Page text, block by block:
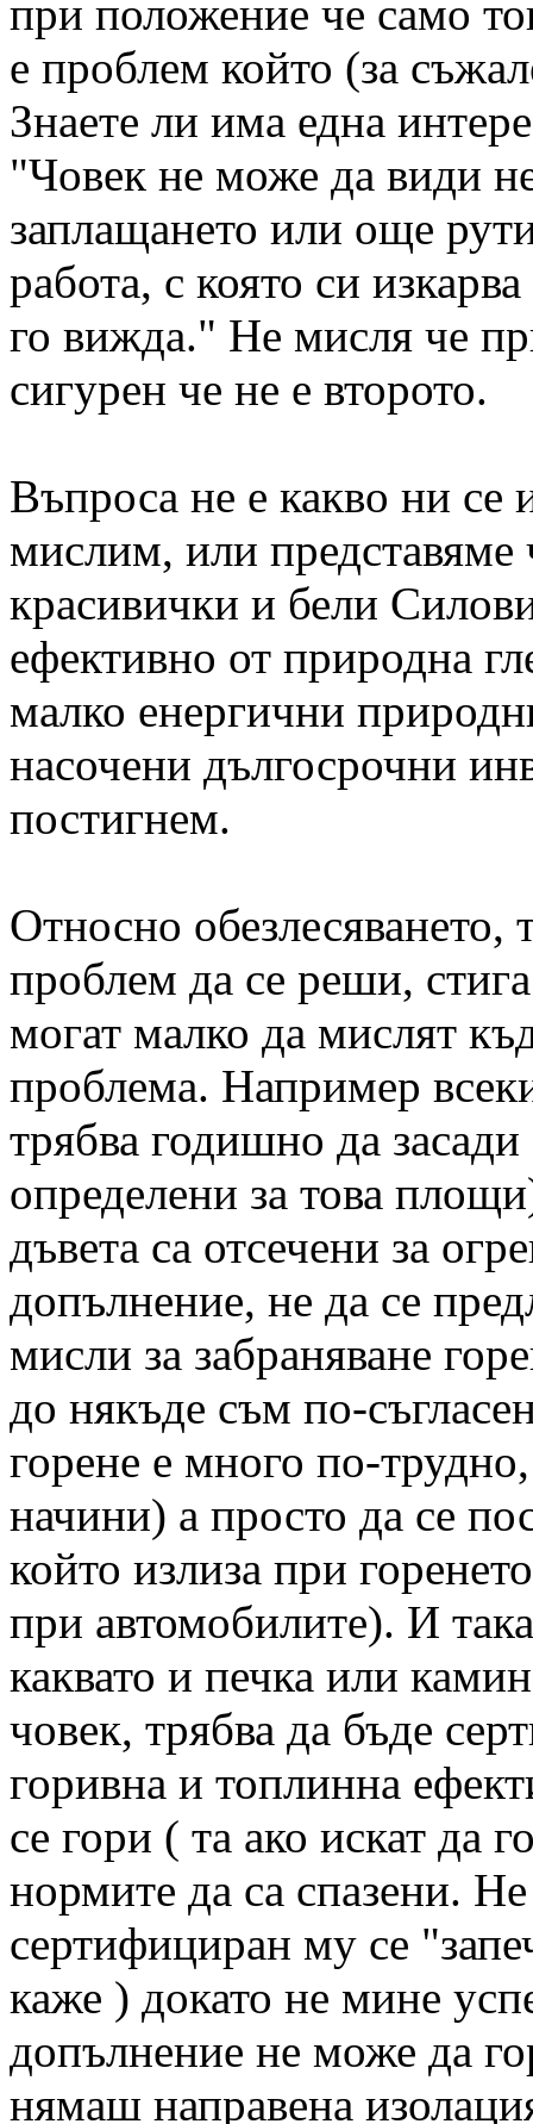
при положение че само
е проблем който (за
Знаете ли има една
"Човек не може да види
заплащането или още
работа, с която си
го вижда." Не мисля че
сигурен че не е второто.
Въпроса не е какво ни се
мислим, или представяме
красивички и бели
ефективно от природна
малко енергични
насочени дългосрочни
постигнем.
Относно обезлесяването,
проблем да се реши,
могат малко да мислят
проблема. Например
трябва годишно да
определени за това
дъвета са отсечени за
допълнение, не да се
мисли за забраняване
до някъде съм по-
горене е много по-
начини) а просто да се
който излиза при
при автомобилите). И
каквато и печка или
човек, трябва да бъде
горивна и топлинна
се гори ( та ако искат да
нормите да са спазени.
сертифициран му се
каже ) докато не мине
допълнение не може да
нямаш направена